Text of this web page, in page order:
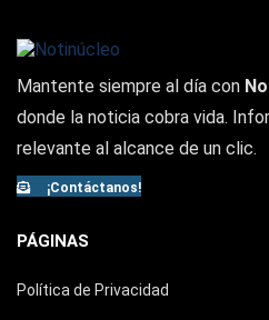
Mantente siempre al día con
donde la noticia cobra vida.
relevante al alcance de un clic.
¡Contáctanos!
PÁGINAS
Política de Privacidad